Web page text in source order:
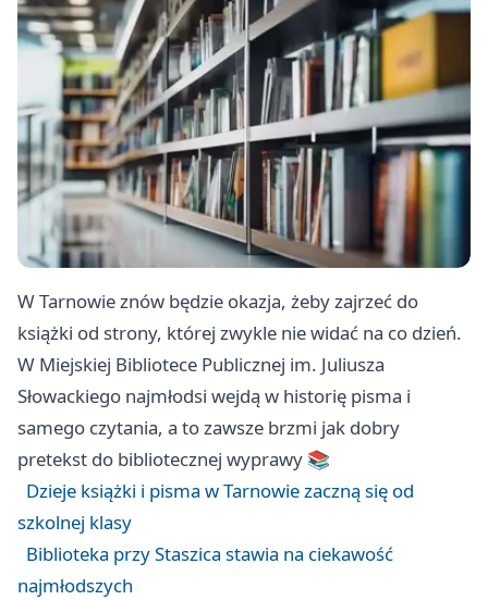
W Tarnowie znów będzie okazja, żeby zajrzeć do
książki od strony, której zwykle nie widać na co dzień.
W Miejskiej Bibliotece Publicznej im. Juliusza
Słowackiego najmłodsi wejdą w historię pisma i
samego czytania, a to zawsze brzmi jak dobry
pretekst do bibliotecznej wyprawy 📚
Dzieje książki i pisma w Tarnowie zaczną się od
szkolnej klasy
Biblioteka przy Staszica stawia na ciekawość
najmłodszych